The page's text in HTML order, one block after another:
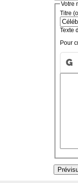
Votre
Titre
Texte
Pour